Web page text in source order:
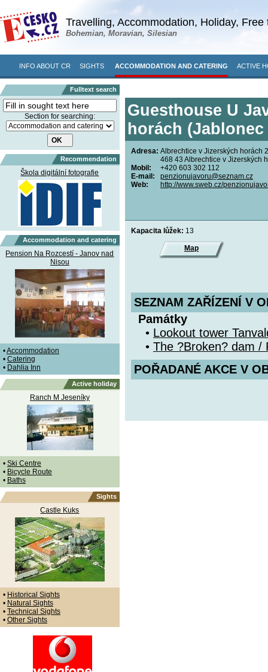
Travelling, Accommodation, Holiday, Free
Bohemian, Moravian, Silesian
INFO ABOUT CR SIGHTS ACCOMMODATION AND CATERING ACTIVE
Fulltext search
Section for searching:
Recommendation
Škola digitální fotografie
Accommodation and catering
Pension Na Rozcestí - Janov nad
Nisou
•Accommodation
• Catering
• Dahlia Inn
Active holiday
Ranch M Jeseníky
• Ski Centre
• Bicycle Route
• Baths
Sights
Castle Kuks
• Historical Sights
• Natural Sights
• Technical Sights
• Other Sights
Guesthouse U
horách
Adresa: Albrechtice v Jizerských horách
468 43 Albrechtice v Jizerských
Mobil:
+420 603 302 112
E-mail:
penzionujavoru@seznam.cz
Web:
http://www.sweb.cz/
Kapacita lůžek: 13
Map
SEZNAM ZAŘÍZENÍ V
Památky
• Lookout tower
• The ?Broken? dam /
POŘADANÉ AKCE V